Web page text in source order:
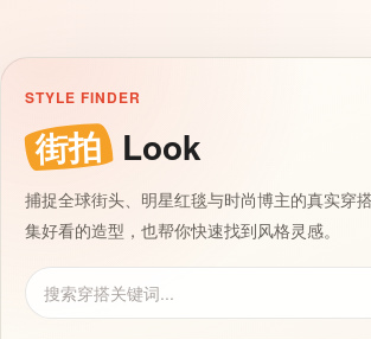
STYLE FINDER
街拍 Look
捕捉全球街头、明星红毯与时尚博主的真实穿
集好看的造型，也帮你快速找到风格灵感。